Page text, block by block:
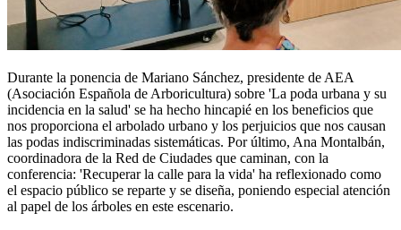
Durante la ponencia de Mariano Sánchez, presidente de AEA
(Asociación Española de Arboricultura) sobre 'La poda urbana y su
incidencia en la salud' se ha hecho hincapié en los beneficios que
nos proporciona el arbolado urbano y los perjuicios que nos causan
las podas indiscriminadas sistemáticas. Por último, Ana Montalbán,
coordinadora de la Red de Ciudades que caminan, con la
conferencia: 'Recuperar la calle para la vida' ha reflexionado como
el espacio público se reparte y se diseña, poniendo especial atención
al papel de los árboles en este escenario.